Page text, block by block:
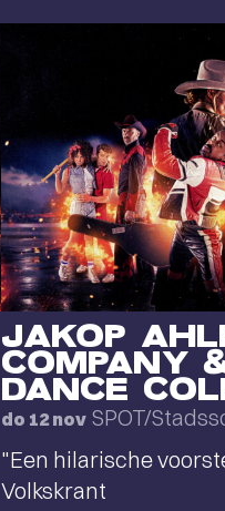
JAKOP
COMPANY
DANCE
do 12 nov SPOT/
"Een hilarische
Volkskrant